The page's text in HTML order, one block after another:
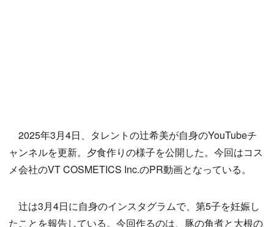
2025年3月4日、タレントの辻希美が自身のYouTubeチ
ャンネルを更新。夕食作りの様子を公開した。今回はコス
メ会社のVT COSMETICS Inc.のPR動画となっている。
辻は3月4日に自身のインスタグラムで、第5子を妊娠し
たことを報告している。今回作るのは、豚の角煮と大根の